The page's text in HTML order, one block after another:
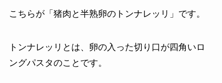
こちらが「猪肉と半熟卵のトンナレッリ」です。
トンナレッリとは、卵の入った切り口が四角いロ
ングパスタのことです。